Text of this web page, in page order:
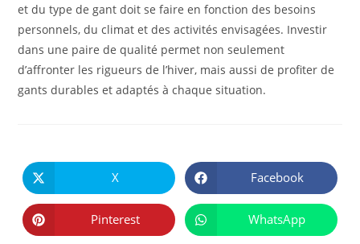
et du type de gant doit se faire en fonction des besoins
personnels, du climat et des activités envisagées. Investir
dans une paire de qualité permet non seulement
d’affronter les rigueurs de l’hiver, mais aussi de profiter de
gants durables et adaptés à chaque situation.
CE
CONTENU
Ouvrir
dans
une
autre
fenêtre
X Ouvrir
dans
une
autre
fenêtre
Facebook
Ouvrir
dans
Pinterest Ouvrir
dans
WhatsApp